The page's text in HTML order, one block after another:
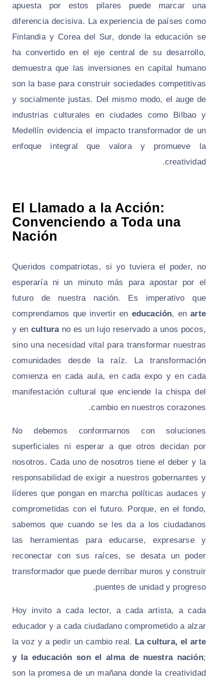
apuesta por estos pilares puede marcar una
diferencia decisiva. La experiencia de países como
Finlandia y Corea del Sur, donde la educación se
ha convertido en el eje central de su desarrollo,
demuestra que las inversiones en capital humano
son la base para construir sociedades competitivas
y socialmente justas. Del mismo modo, el auge de
industrias culturales en ciudades como Bilbao y
Medellín evidencia el impacto transformador de un
enfoque integral que valora y promueve la
creatividad.
El Llamado a la Acción:
Convenciendo a Toda una
Nación
Queridos compatriotas, si yo tuviera el poder, no
esperaría ni un minuto más para apostar por el
futuro de nuestra nación. Es imperativo que
comprendamos que invertir en educación, enarte
y en culturano es un lujo reservado a unos pocos,
sino una necesidad vital para transformar nuestras
comunidades desde la raíz. La transformación
comienza en cada aula, en cada expo y en cada
manifestación cultural que enciende la chispa del
cambio en nuestros corazones.
No debemos conformarnos con soluciones
superficiales ni esperar a que otros decidan por
nosotros. Cada uno de nosotros tiene el deber y la
responsabilidad de exigir a nuestros gobernantes y
líderes que pongan en marcha políticas audaces y
comprometidas con el futuro. Porque, en el fondo,
sabemos que cuando se les da a los ciudadanos
las herramientas para educarse, expresarse y
reconectar con sus raíces, se desata un poder
transformador que puede derribar muros y construir
puentes de unidad y progreso.
Hoy invito a cada lector, a cada artista, a cada
educador y a cada ciudadano comprometido a alzar
la voz y a pedir un cambio real. La cultura, el arte
y la educación son el alma de nuestra nación;
son la promesa de un mañana donde la creatividad